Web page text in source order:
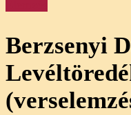
Berzsenyi